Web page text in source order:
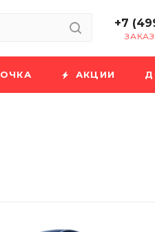
+7
АКЦИИ